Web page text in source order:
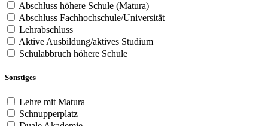
Abschluss höhere Schule (Matura)
Abschluss Fachhochschule/Universität
Lehrabschluss
Aktive Ausbildung/aktives Studium
Schulabbruch höhere Schule
Sonstiges
Lehre mit Matura
Schnupperplatz